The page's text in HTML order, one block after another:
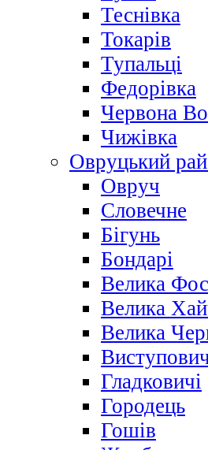
Теснівка
Токарів
Тупальці
Федорівка
Червона
Чижівка
Овруцький
Овруч
Словечне
Бігунь
Бондарі
Велика
Велика
Велика
Гладковичі
Городець
Гошів